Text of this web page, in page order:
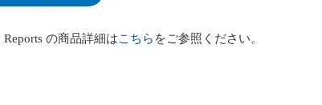
の商品詳細はこちら をご参照ください。